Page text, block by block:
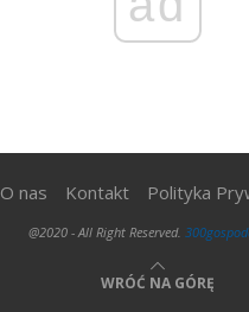
O nas Kontakt Polityka
@2020 - All Right Reserved.
WRÓĆ NA GÓRĘ